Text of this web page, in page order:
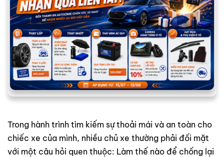
Trong hành trình tìm kiếm sự thoải mái và an toàn cho
chiếc xe của mình, nhiều chủ xe thường phải đối mặt
với một câu hỏi quen thuộc: Làm thế nào để chống lại